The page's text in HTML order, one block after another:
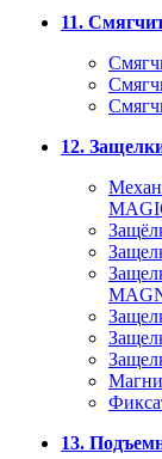
11.
12.
13.